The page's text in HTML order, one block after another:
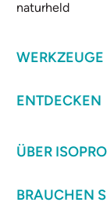
naturheld
WERKZEUGE
ENTDECKEN
ÜBER
BRAUCHEN